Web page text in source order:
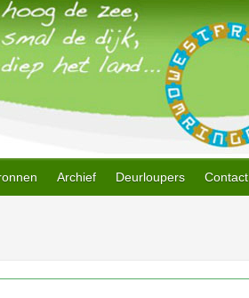
Archief Deurloupers Contact